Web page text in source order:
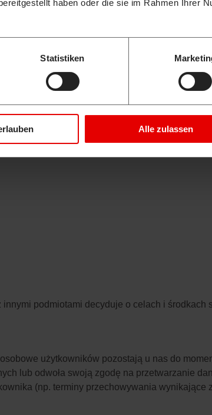
haben oder die sie im Rahmen Ihrer
Statistiken
Alle zulassen
Dane osobowe użytkowników
to dane, za pomocą których można
także, w jaki sposób i do jakich celów to
luki w zabezpieczeniach. Zapewnienie
podmiotami decyduje o celach i środkach
użytkowników pozostają u nas do
lub odwoła swoją zgodę na przetwarzanie
(np. terminy przechowywania